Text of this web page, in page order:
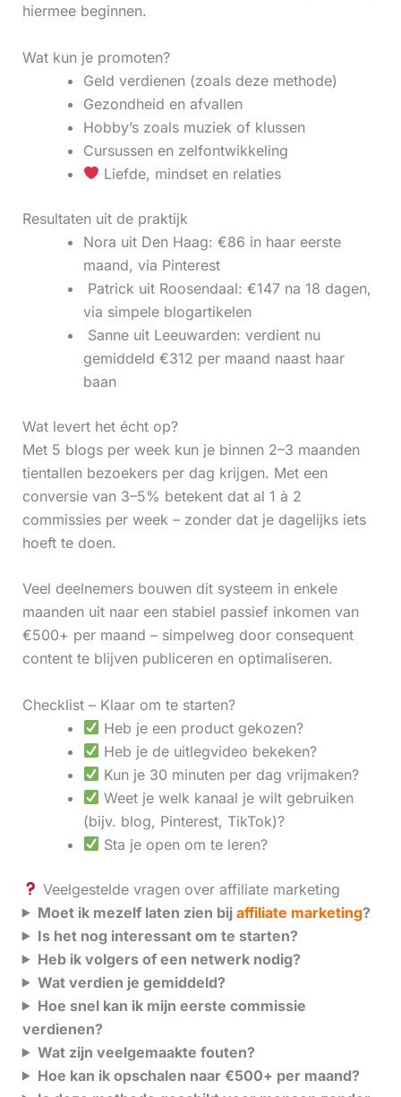
hiermee beginnen.
Wat kun je promoten?
Geld verdienen (zoals deze methode)
Gezondheid en afvallen
Hobby’s zoals muziek of klussen
Cursussen en zelfontwikkeling
Liefde, mindset en relaties
Resultaten uit de praktijk
Nora uit Den Haag: €86 in haar eerste
maand, via Pinterest
‍ Patrick uit Roosendaal: €147 na 18 dagen,
via simpele blogartikelen
‍ Sanne uit Leeuwarden: verdient nu
gemiddeld €312 per maand naast haar
baan
Wat levert het écht op?
Met 5 blogs per week kun je binnen 2–3 maanden
tientallen bezoekers per dag krijgen. Met een
conversie van 3–5% betekent dat al 1 à 2
commissies per week – zonder dat je dagelijks iets
hoeft te doen.
Veel deelnemers bouwen dit systeem in enkele
maanden uit naar een stabiel passief inkomen van
€500+ per maand – simpelweg door consequent
content te blijven publiceren en optimaliseren.
Checklist – Klaar om te starten?
Heb je een product gekozen?
Heb je de uitlegvideo bekeken?
Kun je 30 minuten per dag vrijmaken?
Weet je welk kanaal je wilt gebruiken
(bijv. blog, Pinterest, TikTok)?
Sta je open om te leren?
Veelgestelde vragen over affiliate marketing
Moet ik mezelf laten zien bij affiliate marketing?
Is het nog interessant om te starten?
Heb ik volgers of een netwerk nodig?
Wat verdien je gemiddeld?
Hoe snel kan ik mijn eerste commissie
verdienen?
Wat zijn veelgemaakte fouten?
Hoe kan ik opschalen naar €500+ per maand?